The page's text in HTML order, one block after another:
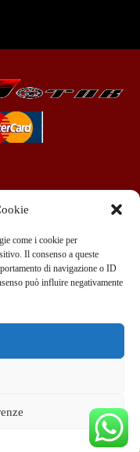
come i cookie per
Il consenso a queste
di navigazione o ID
può influire negativamente
– Viale Abruzzi 13/A
Realizzazione SIto